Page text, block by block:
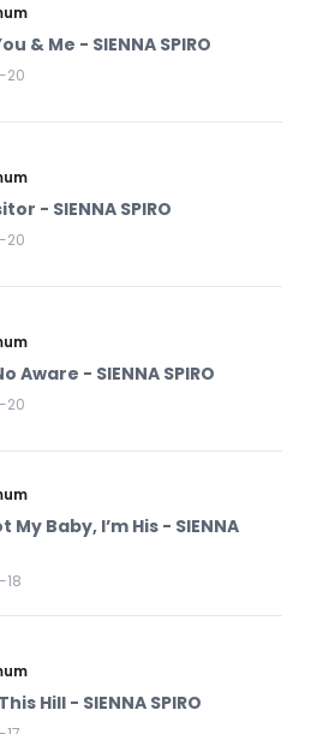
& Me - SIENNA SPIRO
20
- SIENNA SPIRO
20
Aware - SIENNA SPIRO
20
My Baby, I’m His - SIENNA
Hill - SIENNA SPIRO